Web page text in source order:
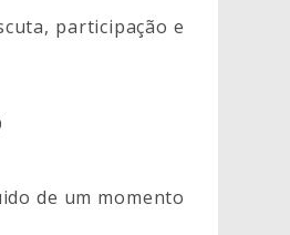
participação e
de um momento